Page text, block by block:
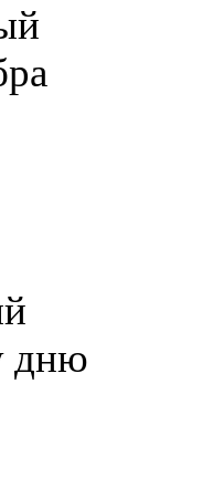
дню